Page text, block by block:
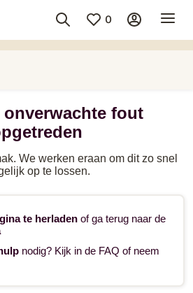
0
onverwachte fout
We werken eraan om dit zo snel
op te lossen.
te herladen of ga terug naar de
nodig? Kijk in de FAQ of neem